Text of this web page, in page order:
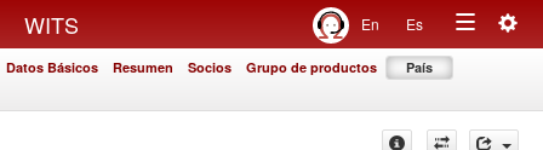
WITS En Es
Toggle
Datos Básicos Resumen Socios Grupo de productos País